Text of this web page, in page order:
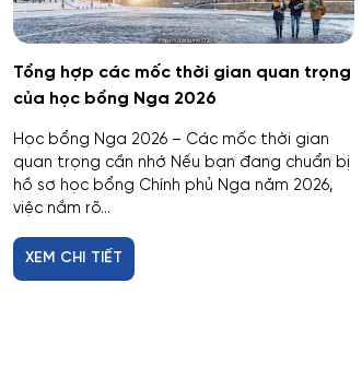
Tổng hợp các mốc thời gian quan trọng
của học bổng Nga 2026
Học bổng Nga 2026 – Các mốc thời gian
quan trọng cần nhớ Nếu bạn đang chuẩn bị
hồ sơ học bổng Chính phủ Nga năm 2026,
việc nắm rõ...
XEM CHI TIẾT